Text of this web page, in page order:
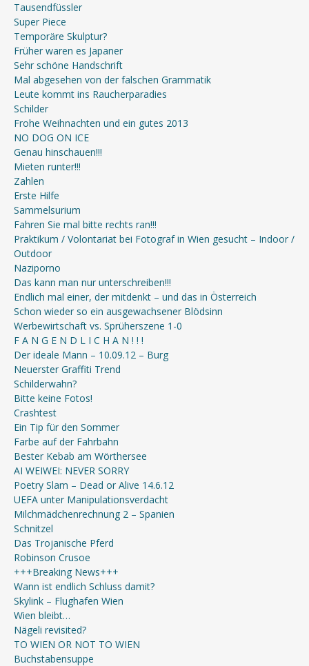
Tausendfüssler
Super Piece
Temporäre Skulptur?
Früher waren es Japaner
Sehr schöne Handschrift
Mal abgesehen von der falschen Grammatik
Leute kommt ins Raucherparadies
Schilder
Frohe Weihnachten und ein gutes 2013
NO DOG ON ICE
Genau hinschauen!!!
Mieten runter!!!
Zahlen
Erste Hilfe
Sammelsurium
Fahren Sie mal bitte rechts ran!!!
Praktikum / Volontariat bei Fotograf in Wien gesucht – Indoor /
Outdoor
Naziporno
Das kann man nur unterschreiben!!!
Endlich mal einer, der mitdenkt – und das in Österreich
Schon wieder so ein ausgewachsener Blödsinn
Werbewirtschaft vs. Sprüherszene 1-0
F A N G E N D L I C H A N ! ! !
Der ideale Mann – 10.09.12 – Burg
Neuerster Graffiti Trend
Schilderwahn?
Bitte keine Fotos!
Crashtest
Ein Tip für den Sommer
Farbe auf der Fahrbahn
Bester Kebab am Wörthersee
AI WEIWEI: NEVER SORRY
Poetry Slam – Dead or Alive 14.6.12
UEFA unter Manipulationsverdacht
Milchmädchenrechnung 2 – Spanien
Schnitzel
Das Trojanische Pferd
Robinson Crusoe
+++Breaking News+++
Wann ist endlich Schluss damit?
Skylink – Flughafen Wien
Wien bleibt…
Nägeli revisited?
TO WIEN OR NOT TO WIEN
Buchstabensuppe